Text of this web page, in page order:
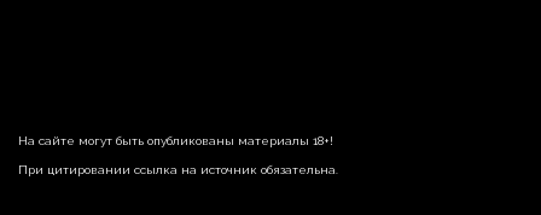
На сайте могут быть опубликованы материалы 18+!
При цитировании ссылка на источник обязательна.